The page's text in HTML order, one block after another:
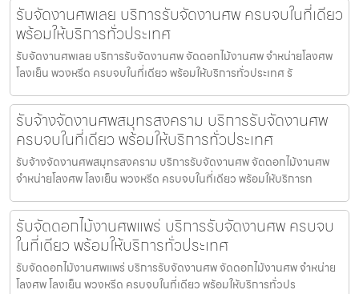
รับจัดงานศพเลย บริการรับจัดงานศพ ครบจบในที่เดียว
พร้อมให้บริการทั่วประเทศ
รับจัดงานศพเลย บริการรับจัดงานศพ จัดดอกไม้งานศพ จำหน่ายโลงศพ
โลงเย็น พวงหรีด ครบจบในที่เดียว พร้อมให้บริการทั่วประเทศ รั
รับจ้างจัดงานศพสมุทรสงคราม บริการรับจัดงานศพ
ครบจบในที่เดียว พร้อมให้บริการทั่วประเทศ
รับจ้างจัดงานศพสมุทรสงคราม บริการรับจัดงานศพ จัดดอกไม้งานศพ
จำหน่ายโลงศพ โลงเย็น พวงหรีด ครบจบในที่เดียว พร้อมให้บริการท
รับจัดดอกไม้งานศพแพร่ บริการรับจัดงานศพ ครบจบ
ในที่เดียว พร้อมให้บริการทั่วประเทศ
รับจัดดอกไม้งานศพแพร่ บริการรับจัดงานศพ จัดดอกไม้งานศพ จำหน่าย
โลงศพ โลงเย็น พวงหรีด ครบจบในที่เดียว พร้อมให้บริการทั่วปร